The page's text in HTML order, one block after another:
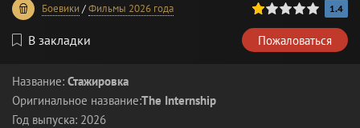
Боевики /Фильмы 2026 года
20 1 1.4
В закладки Пожаловаться
Название: Стажировка
Оригинальное название:The Internship
Год выпуска: 2026